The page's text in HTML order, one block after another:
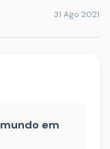
31 Ago 2021
em